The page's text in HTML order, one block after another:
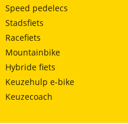
Speed pedelecs
Stadsfiets
Racefiets
Mountainbike
Hybride fiets
Keuzehulp e-bike
Keuzecoach